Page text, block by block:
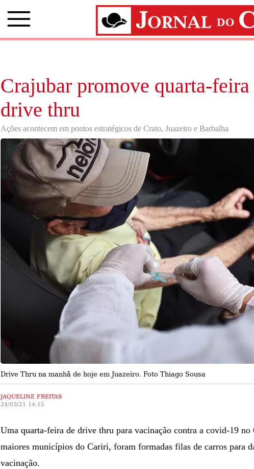
Crajubar promove quarta-
drive thru
Ações acontecem em pontos estratégicos de Crato, Juazeiro e Barbalha
Drive Thru na manhã de hoje em Juazeiro. Foto Thiago Sousa
JAQUELINE FREITAS
24/03/21 14:15
Uma quarta-feira de drive thru para vacinação contra a covid-19 no
maiores municípios do Cariri, foram formadas filas de carros para
vacinação.